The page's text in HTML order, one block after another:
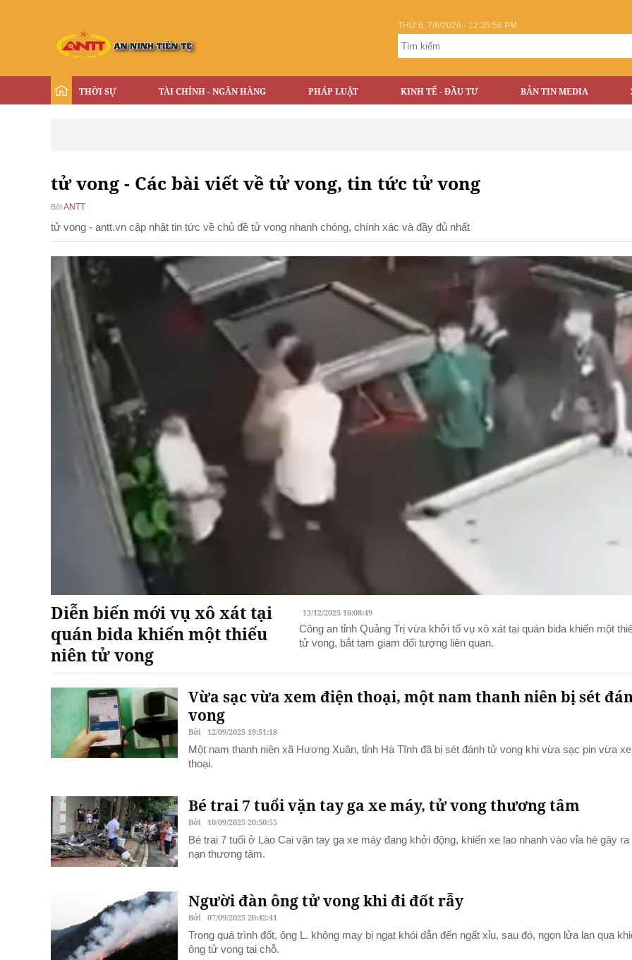
THỨ 6, 7/8/2026 - 12:35:57 PM
THỜI SỰ TÀI CHÍNH - NGÂN HÀNG PHÁP LUẬT KINH TẾ - ĐẦU TƯ BẢN TIN MEDIA
tử vong - Các bài viết về tử vong, tin tức tử vong
BởiANTT
tử vong - antt.vn cập nhật tin tức về chủ đề tử vong nhanh chóng, chính xác và đầy đủ nhất
Diễn biến mới vụ xô xát tại
quán bida khiến một thiếu
niên tử vong
13/12/2025 16:08:49
Công an tỉnh Quảng Trị vừa khởi tố vụ xô xát tại quán bida khiến một
tử vong, bắt tạm giam đối tượng liên quan.
Vừa sạc vừa xem điện thoại, một nam thanh niên bị sét
vong
Bởi 12/09/2025 19:51:18
Một nam thanh niên xã Hương Xuân, tỉnh Hà Tĩnh đã bị sét đánh tử vong khi vừa sạc pin vừa
thoại.
Bé trai 7 tuổi vặn tay ga xe máy, tử vong thương tâm
Bởi 10/09/2025 20:50:55
Bé trai 7 tuổi ở Lào Cai vặn tay ga xe máy đang khởi động, khiến xe lao nhanh vào vỉa hè gây ra
nạn thương tâm.
Người đàn ông tử vong khi đi đốt rẫy
Bởi 07/09/2025 20:42:41
Trong quá trình đốt, ông L. không may bị ngạt khói dẫn đến ngất xỉu, sau đó, ngọn lửa lan qua
ông tử vong tại chỗ.